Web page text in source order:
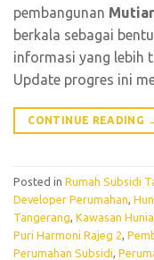
pembangunan
berkala sebagai
informasi yang lebih
Update progres ini
CONTINUE READING
Posted in Rumah Subsidi
Developer Perumahan,
Tangerang, Kawasan
Puri Harmoni Rajeg 2,
Perumahan Subsidi,